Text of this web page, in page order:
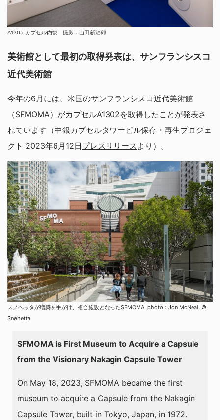
A1305 カプセル内観 撮影：山田新治郎
美術館として最初の取得発表は、サンフランシスコ
近代美術館
今年の6月には、米国のサンフランシスコ近代美術館
（SFMOMA）がカプセルA1302を取得したことが発表さ
れています（中銀カプセルタワービル保存・再生プロジェ
クト 2023年6月12日プレスリリース より）。
スノヘッタが増築を手がけ、複合施設となったSFMOMA, photo：Jon McNeal, ©
Snøhetta
SFMOMA is First Museum to Acquire a Capsule
from the Visionary Nakagin Capsule Tower
On May 18, 2023, SFMOMA became the first
museum to acquire a Capsule from the Nakagin
Capsule Tower, built in Tokyo, Japan, in 1972.